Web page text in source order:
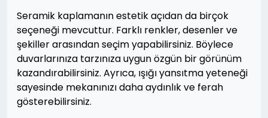
Seramik kaplamanın estetik açıdan da birçok
seçeneği mevcuttur. Farklı renkler, desenler ve
şekiller arasından seçim yapabilirsiniz. Böylece
duvarlarınıza tarzınıza uygun özgün bir görünüm
kazandırabilirsiniz. Ayrıca, ışığı yansıtma yeteneği
sayesinde mekanınızı daha aydınlık ve ferah
gösterebilirsiniz.